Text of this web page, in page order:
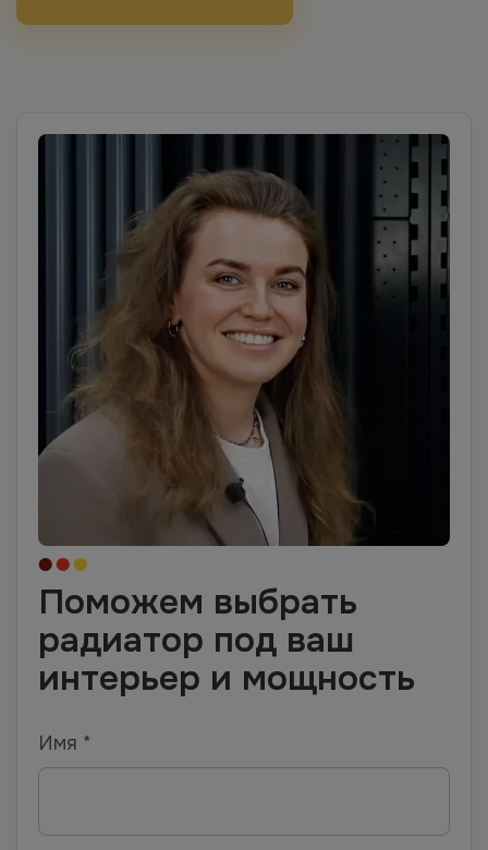
Поможем выбрать
радиатор под ваш
интерьер и мощность
Имя *